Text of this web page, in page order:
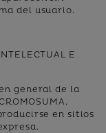
del usuario.
E
general de la
en sitios